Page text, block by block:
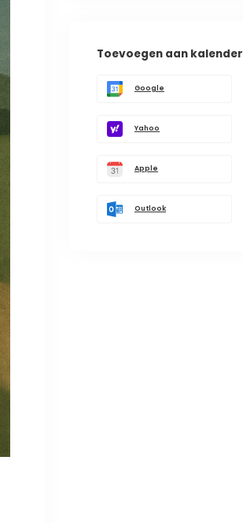
Toevoegen aan kalender
Google
Yahoo
Apple
Outlook